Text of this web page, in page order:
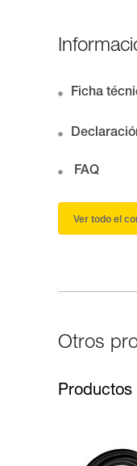
Ficha
FAQ
Ver todo el
Otros
Productos